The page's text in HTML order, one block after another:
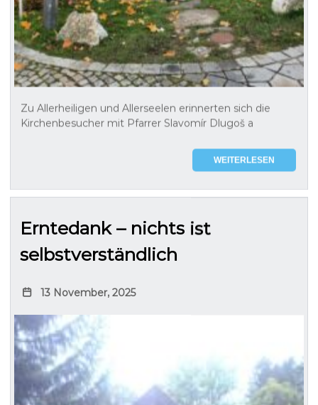
Zu Allerheiligen und Allerseelen erinnerten sich die
Kirchenbesucher mit Pfarrer Slavomír Dlugoš a
WEITERLESEN
Erntedank – nichts ist
selbstverständlich
13 November, 2025